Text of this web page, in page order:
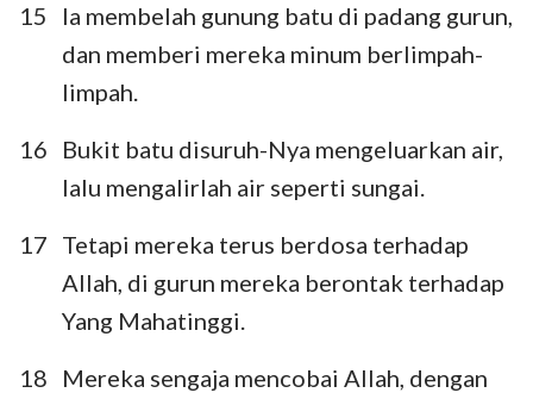
15
Ia membelah gunung batu di padang gurun,
dan memberi mereka minum berlimpah-
limpah.
16
Bukit batu disuruh-Nya mengeluarkan air,
lalu mengalirlah air seperti sungai.
17 Tetapi mereka terus berdosa terhadap
Allah, di gurun mereka berontak terhadap
Yang Mahatinggi.
18
Mereka sengaja mencobai Allah, dengan